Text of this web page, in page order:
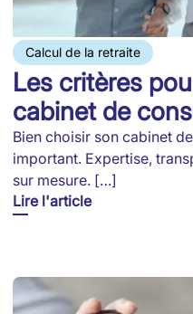
Calcul de la retraite
Les critères
cabinet de
Bien choisir son cabinet
important. Expertise,
sur mesure. […]
Lire l'article